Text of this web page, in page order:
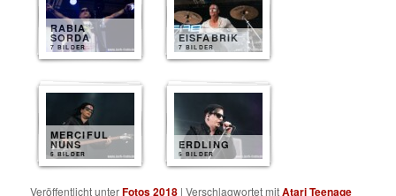
RABIA
SORDA
7 BILDER
EISFABRIK
7 BILDER
MERCIFUL
NUNS
5 BILDER
ERDLING
5 BILDER
Veröffentlicht unterFotos 2018 |Verschlagwortet mitAtari Teenage